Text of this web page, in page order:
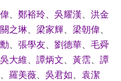
、 鄭裕玲、 吳耀漢
洪金
關之琳、 梁家輝、 梁朝偉、
張學友、 劉德華、 毛舜
吳大維、 譚炳文 黃霑、 譚
羅美薇、 吳君如
袁潔